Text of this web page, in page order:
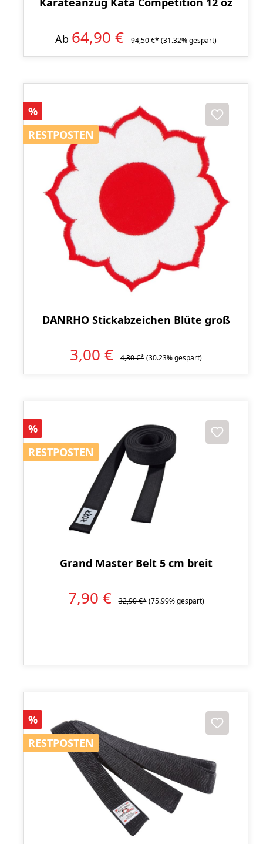
Ab 64,90 € 94,50 €*(31.32% gespart)
Rabatt
%
RESTPOSTEN
RESTPOSTEN
DANRHO Stickabzeichen Blüte groß
3,00 € 4,30 €*(30.23% gespart)
Rabatt
%
RESTPOSTEN
RESTPOSTEN
Grand Master Belt 5 cm breit
7,90 € 32,90 €* (75.99% gespart)
Rabatt
%
RESTPOSTEN
RESTPOSTEN